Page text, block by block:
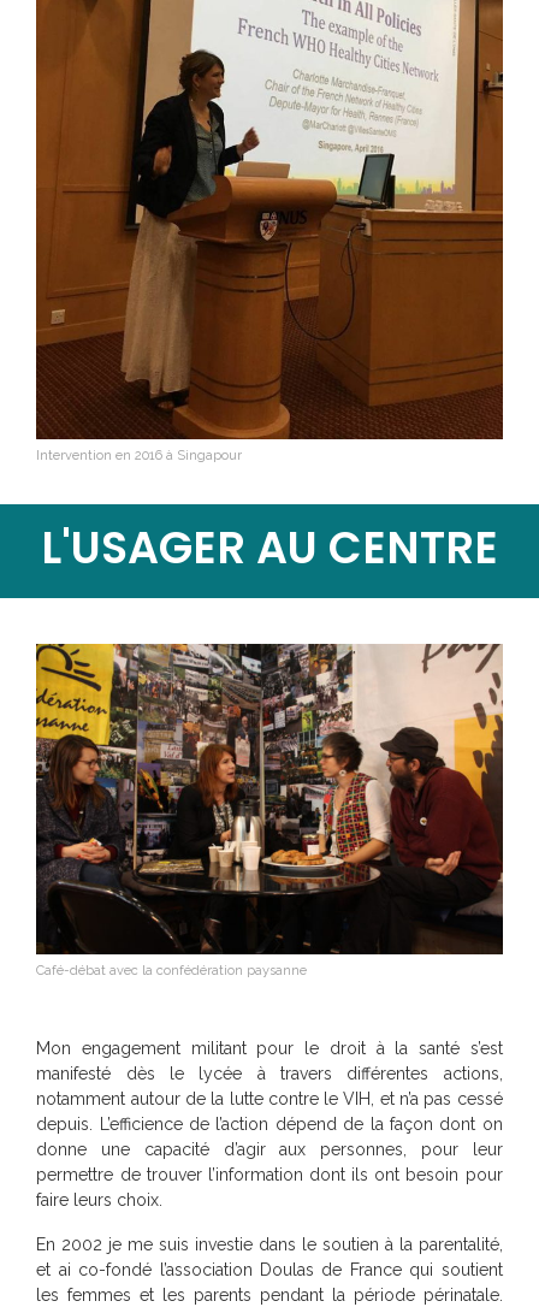
Intervention en 2016 à Singapour
L'USAGER AU CENTRE
Café-débat avec la confédération paysanne
Mon engagement militant pour le droit à la santé s’est
manifesté dès le lycée à travers différentes actions,
notamment autour de la lutte contre le VIH, et n’a pas cessé
depuis. L’efficience de l’action dépend de la façon dont on
donne une capacité d’agir aux personnes, pour leur
permettre de trouver l’information dont ils ont besoin pour
faire leurs choix.
En 2002 je me suis investie dans le soutien à la parentalité,
et ai co-fondé l’association Doulas de France qui soutient
les femmes et les parents pendant la période périnatale.